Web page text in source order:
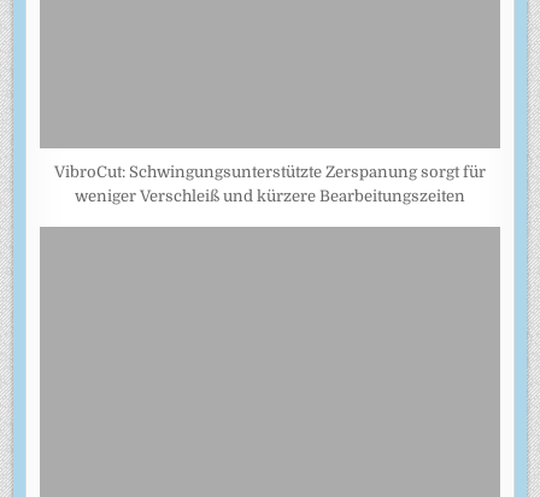
VibroCut: Schwingungsunterstützte Zerspanung sorgt für
weniger Verschleiß und kürzere Bearbeitungszeiten